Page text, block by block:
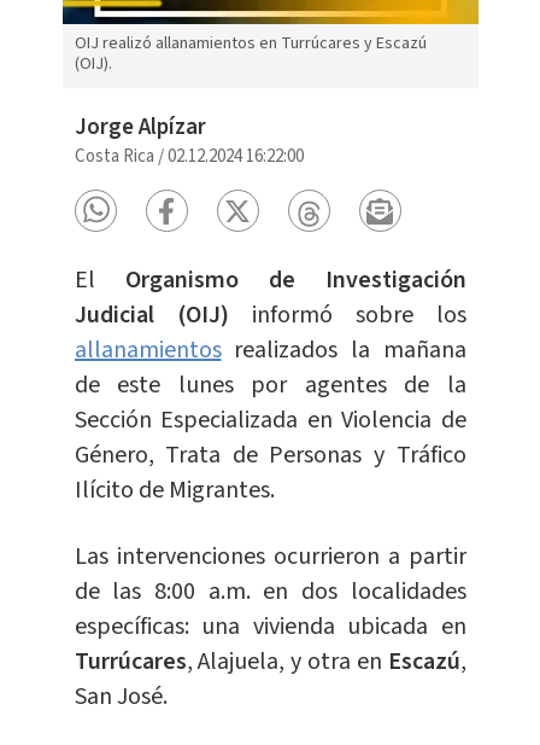
OIJ realizó allanamientos en Turrúcares y Escazú
(OIJ).
Jorge Alpízar
Costa Rica /02.12.2024 16:22:00
El Organismo de Investigación
Judicial (OIJ) informó sobre los
allanamientosrealizados la mañana
de este lunes por agentes de la
Sección Especializada en Violencia de
Género, Trata de Personas y Tráfico
Ilícito de Migrantes.
Las intervenciones ocurrieron a partir
de las 8:00 a.m. en dos localidades
específicas: una vivienda ubicada en
Turrúcares, Alajuela, y otra en Escazú,
San José.